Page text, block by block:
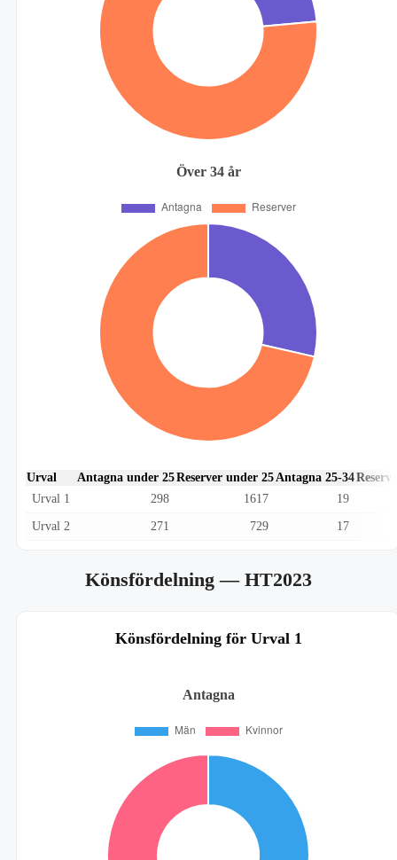
Över 34 år
Urval Antagna under 25Reserver under 25 Antagna 25-34
Urval 1
298 1617 19
Urval 2 271 729 17
Könsfördelning— HT2023
Könsfördelning för Urval 1
Antagna